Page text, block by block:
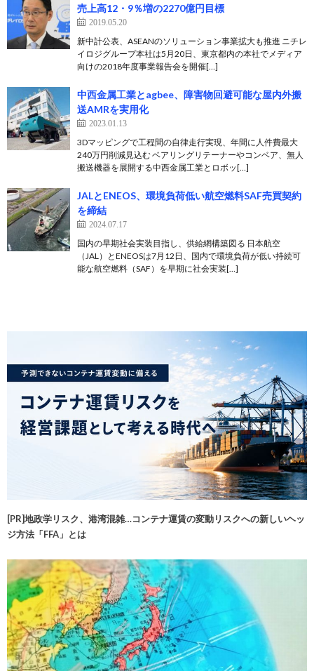
売上高12・9％増の2270億円目標
2019.05.20
新中計公表、ASEANのソリューション事業拡大も推進 ニチレ
イロジグループ本社は5月20日、東京都内の本社でメディア
向けの2018年度事業報告会を開催[…]
中西金属工業とagbee、障害物回避可能な屋内外搬
送AMRを実用化
2023.01.13
3Dマッピングで工程間の自律走行実現、年間に人件費最大
240万円削減見込む ベアリングリテーナーやコンベア、無人
搬送機器を展開する中⻄金属工業とロボッ[…]
JALとENEOS、環境負荷低い航空燃料SAF売買契約
を締結
2024.07.17
国内の早期社会実装目指し、供給網構築図る 日本航空
（JAL）とENEOSは7月12日、国内で環境負荷が低い持続可
能な航空燃料（SAF）を早期に社会実装[…]
[PR]地政学リスク、港湾混雑…コンテナ運賃の変動リスクへの新しいヘッ
ジ方法「FFA」とは